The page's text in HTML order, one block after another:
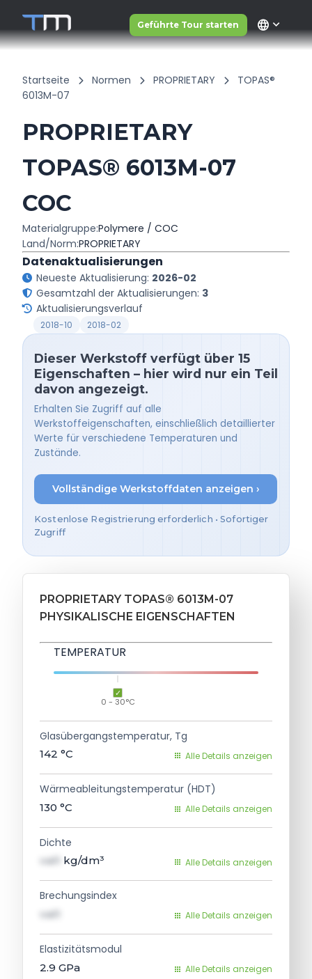
Geführte Tour starten language
Startseite Normen PROPRIETARY
TOPAS®
6013M-07
PROPRIETARY
TOPAS® 6013M-07
COC
Materialgruppe:Polymere / COC
Land/Norm:PROPRIETARY
Datenaktualisierungen
Neueste Aktualisierung: 2026-02
Gesamtzahl der Aktualisierungen: 3
Aktualisierungsverlauf
2018-10 2018-02
Dieser Werkstoff verfügt über 15
Eigenschaften – hier wird nur ein Teil
davon angezeigt.
Erhalten Sie Zugriff auf alle
Werkstoffeigenschaften, einschließlich detaillierter
Werte für verschiedene Temperaturen und
Zustände.
Vollständige Werkstoffdaten anzeigen ›
Kostenlose Registrierung erforderlich • Sofortiger
Zugriff
PROPRIETARY TOPAS® 6013M-07
PHYSIKALISCHE EIGENSCHAFTEN
TEMPERATUR
0 - 30°C
Glasübergangstemperatur, Tg
142 °C Alle Details anzeigen
Wärmeableitungstemperatur (HDT)
130 °C Alle Details anzeigen
Dichte
val1 kg/dm³ Alle Details anzeigen
Brechungsindex
val1 Alle Details anzeigen
Elastizitätsmodul
2.9 GPa Alle Details anzeigen